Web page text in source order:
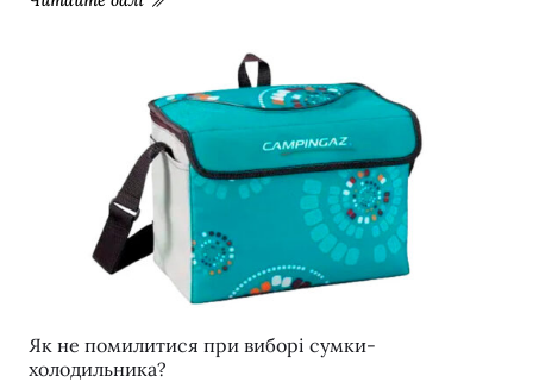
Як не помилитися при виборі сумки-
холодильника?